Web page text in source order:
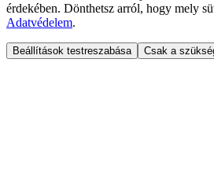
érdekében. Dönthetsz arról, hogy mely
Adatvédelem.
Beállítások testreszabása Csak a